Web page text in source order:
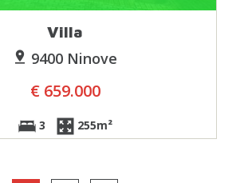
Villa
9400 Ninove
€ 659.000
3 255m²